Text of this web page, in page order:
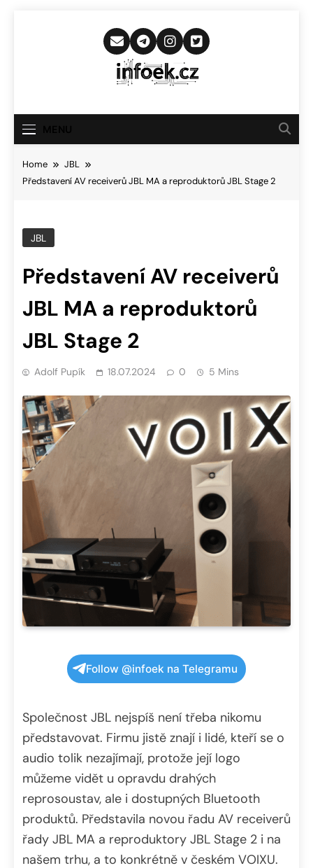
Infoek.cz
Novinkám
Home
JBL
Představení AV receiverů JBL MA a reproduktorů JBL Stage 2
JBL
Představení AV receiverů
JBL MA a reproduktorů
JBL Stage 2
Adolf Pupík 18.07.2024 0 5 Mins
Follow @infoek na Telegramu
Společnost JBL nejspíš není třeba nikomu
představovat. Firmu jistě znají i lidé, kteří se o
audio tolik nezajímají, protože její logo
můžeme vidět u opravdu drahých
reprosoustav, ale i dostupných Bluetooth
produktů. Představila novou řadu AV receiverů
řady JBL MA a reproduktory JBL Stage 2 i na
našem trhu, a to konkrétně v českém VOIXU.